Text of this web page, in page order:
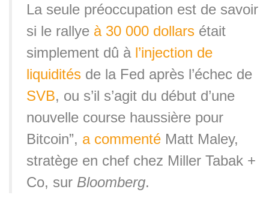
La seule préoccupation est de savoir
si le rallye à 30 000 dollars était
simplement dû à l’injection de
liquidités de la Fed après l’échec de
SVB, ou s’il s’agit du début d’une
nouvelle course haussière pour
Bitcoin”, a commenté Matt Maley,
stratège en chef chez Miller Tabak +
Co, sur Bloomberg.